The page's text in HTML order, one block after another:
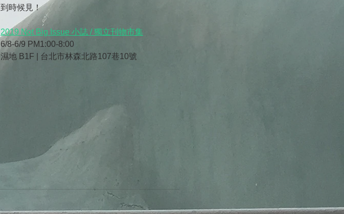
到時候見！
2019 Not Big Issue 小誌 / 獨立刊物市集
6/8-6/9 PM1:00-8:00
濕地 B1F | 台北市林森北路107巷10號